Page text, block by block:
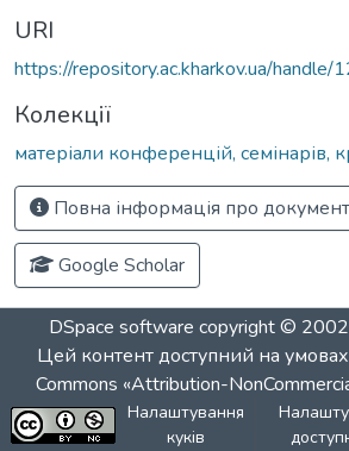
URI
https://repository.ac.kharkov.ua/
Колекції
матеріали конференцій, семінарів,
Повна інформація про документ
Google Scholar
DSpace software copyright ©
Цей контент доступний на умовах
Commons «Attribution-
Налаштування
куків